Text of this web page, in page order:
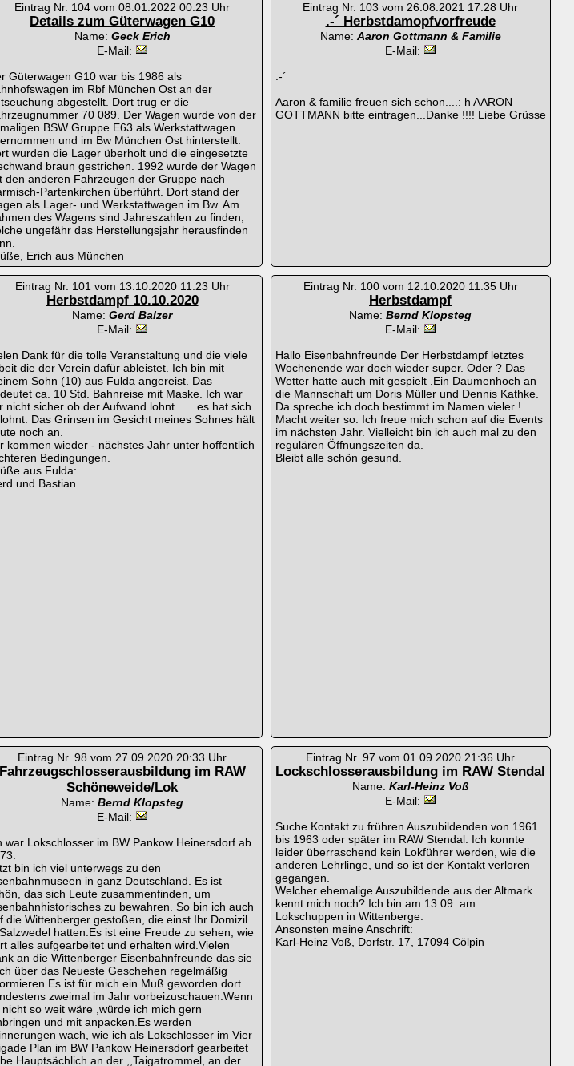
Eintrag Nr. 104 vom 08.01.2022 00:23 Uhr
Details zum Güterwagen G10
Name: Geck Erich
E-Mail:
Güterwagen G10 war bis 1986 als
im Rbf München Ost an der
abgestellt. Dort trug er die
70 089. Der Wagen wurde von der
BSW Gruppe E63 als Werkstattwagen
und im Bw München Ost hinterstellt.
wurden die Lager überholt und die eingesetzte
braun gestrichen. 1992 wurde der Wagen
den anderen Fahrzeugen der Gruppe nach
Partenkirchen überführt. Dort stand der
als Lager- und Werkstattwagen im Bw. Am
des Wagens sind Jahreszahlen zu finden,
ungefähr das Herstellungsjahr herausfinden
Erich aus München
Eintrag Nr. 103 vom 26.08.2021 17:28 Uhr
.-´ Herbstdamopfvorfreude
Name: Aaron Gottmann & Familie
E-Mail:
.-´
Aaron & familie freuen sich schon....: h AARON
GOTTMANN bitte eintragen...Danke !!!! Liebe Grüsse
Eintrag Nr. 101 vom 13.10.2020 11:23 Uhr
Herbstdampf 10.10.2020
Name: Gerd Balzer
E-Mail:
Dank für die tolle Veranstaltung und die viele
die der Verein dafür ableistet. Ich bin mit
Sohn (10) aus Fulda angereist. Das
ca. 10 Std. Bahnreise mit Maske. Ich war
nicht sicher ob der Aufwand lohnt...... es hat sich
Das Grinsen im Gesicht meines Sohnes hält
noch an.
kommen wieder - nächstes Jahr unter hoffentlich
Bedingungen.
aus Fulda:
und Bastian
Eintrag Nr. 100 vom 12.10.2020 11:35 Uhr
Herbstdampf
Name: Bernd Klopsteg
E-Mail:
Hallo Eisenbahnfreunde Der Herbstdampf letztes
Wochenende war doch wieder super. Oder ? Das
Wetter hatte auch mit gespielt .Ein Daumenhoch an
die Mannschaft um Doris Müller und Dennis Kathke.
Da spreche ich doch bestimmt im Namen vieler !
Macht weiter so. Ich freue mich schon auf die Events
im nächsten Jahr. Vielleicht bin ich auch mal zu den
regulären Öffnungszeiten da.
Bleibt alle schön gesund.
Eintrag Nr. 98 vom 27.09.2020 20:33 Uhr
Fahrzeugschlosserausbildung im RAW
Schöneweide/Lok
Name: Bernd Klopsteg
E-Mail:
war Lokschlosser im BW Pankow Heinersdorf ab
bin ich viel unterwegs zu den
in ganz Deutschland. Es ist
das sich Leute zusammenfinden, um
zu bewahren. So bin ich auch
die Wittenberger gestoßen, die einst Ihr Domizil
hatten.Es ist eine Freude zu sehen, wie
alles aufgearbeitet und erhalten wird.Vielen
an die Wittenberger Eisenbahnfreunde das sie
über das Neueste Geschehen regelmäßig
ist für mich ein Muß geworden dort
zweimal im Jahr vorbeizuschauen.Wenn
nicht so weit wäre ,würde ich mich gern
und mit anpacken.Es werden
wach, wie ich als Lokschlosser im Vier
Plan im BW Pankow Heinersdorf gearbeitet
an der ,,Taigatrommel, an der
Eintrag Nr. 97 vom 01.09.2020 21:36 Uhr
Lockschlosserausbildung im RAW Stendal
Name: Karl-Heinz Voß
E-Mail:
Suche Kontakt zu frühren Auszubildenden von 1961
bis 1963 oder später im RAW Stendal. Ich konnte
leider überraschend kein Lokführer werden, wie die
anderen Lehrlinge, und so ist der Kontakt verloren
gegangen.
Welcher ehemalige Auszubildende aus der Altmark
kennt mich noch? Ich bin am 13.09. am
Lokschuppen in Wittenberge.
Ansonsten meine Anschrift:
Karl-Heinz Voß, Dorfstr. 17, 17094 Cölpin